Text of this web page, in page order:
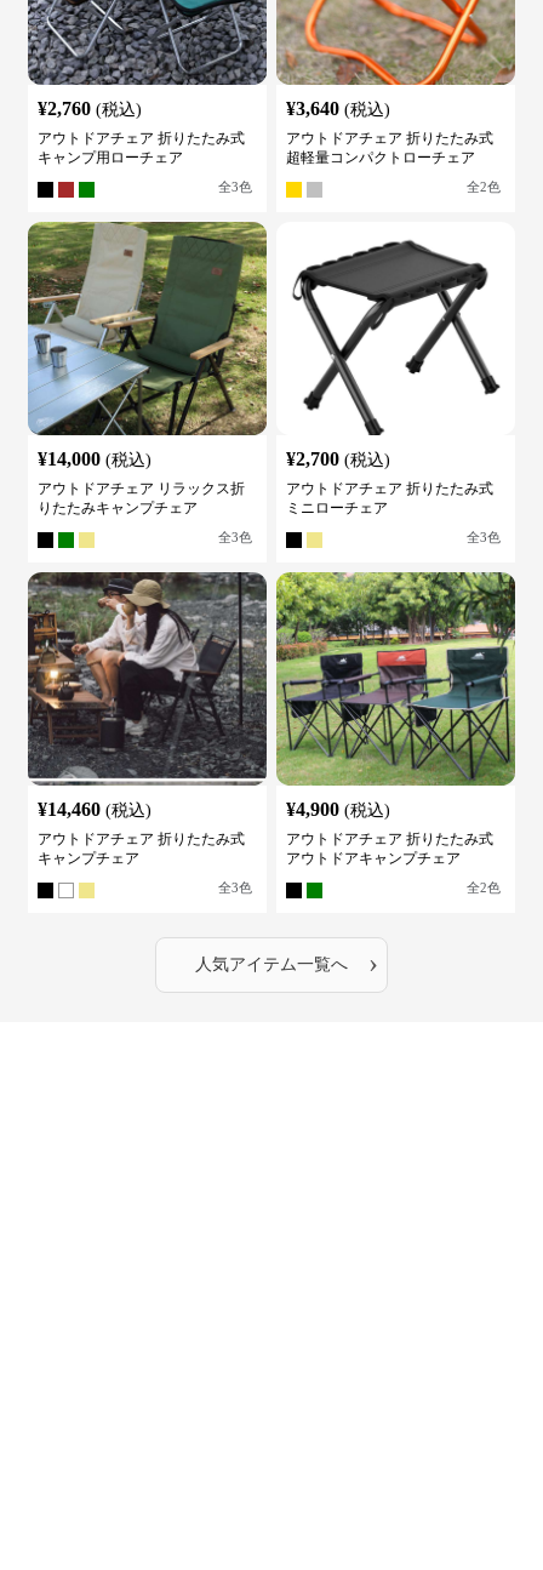
¥2,760 (税込)
アウトドアチェア 折りたたみ式
キャンプ用ローチェア
全3色
¥3,640 (税込)
アウトドアチェア 折りたたみ式
超軽量コンパクトローチェア
全2色
¥14,000 (税込)
アウトドアチェア リラックス折
りたたみキャンプチェア
全3色
¥2,700 (税込)
アウトドアチェア 折りたたみ式
ミニローチェア
全3色
¥14,460 (税込)
アウトドアチェア 折りたたみ式
キャンプチェア
全3色
¥4,900 (税込)
アウトドアチェア 折りたたみ式
アウトドアキャンプチェア
全2色
人気アイテム一覧へ ›